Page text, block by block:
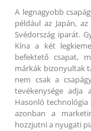
A legnagyobb
például az Japán,
Svédország iparát.
Kína a két
befektető csapat,
márkák bizonyultak
nem csak a
tevékenysége adja
Hasonló technológia
azonban a
hozzjutni a nyugati